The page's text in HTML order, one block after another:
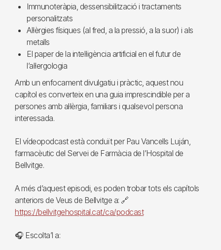
Immunoteràpia, dessensibilització i tractaments
personalitzats
Al·lèrgies físiques (al fred, a la pressió, a la suor) i als
metalls
El paper de la intel·ligència artificial en el futur de
l’al·lergologia
Amb un enfocament divulgatiu i pràctic, aquest nou
capítol es converteix en una guia imprescindible per a
persones amb al·lèrgia, familiars i qualsevol persona
interessada.
El vídeopodcast està conduït per Pau Vancells Luján,
farmacèutic del Servei de Farmàcia de l’Hospital de
Bellvitge.
A més d’aquest episodi, es poden trobar tots els capítols
anteriors de Veus de Bellvitge a: 🔗
https://bellvitgehospital.cat/ca/podcast
🎧 Escolta’l a: